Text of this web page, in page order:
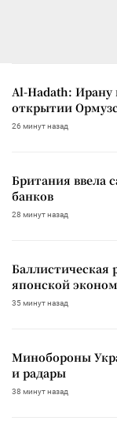
Al-Hadath: Ирану
открытии
26 минут назад
Британия ввела
банков
28 минут назад
Баллистическая
японской
35 минут назад
Минобороны
и радары
38 минут назад